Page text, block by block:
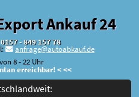
Ankauf 24
0157 - 849 157 78
anfrage@autoabkauf.de
8 - 22 Uhr
erreichbar! < <<